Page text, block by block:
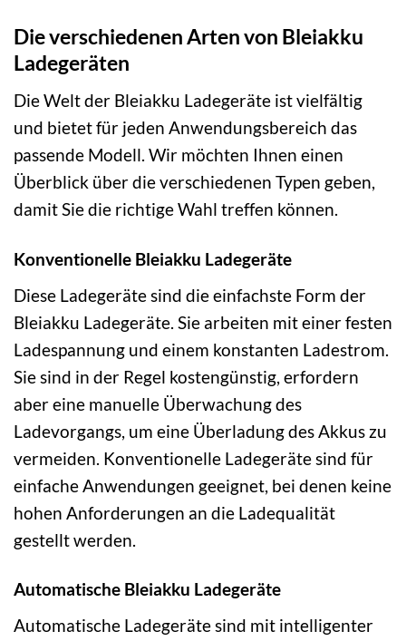
Die verschiedenen Arten von Bleiakku
Ladegeräten
Die Welt der Bleiakku Ladegeräte ist vielfältig
und bietet für jeden Anwendungsbereich das
passende Modell. Wir möchten Ihnen einen
Überblick über die verschiedenen Typen geben,
damit Sie die richtige Wahl treffen können.
Konventionelle Bleiakku Ladegeräte
Diese Ladegeräte sind die einfachste Form der
Bleiakku Ladegeräte. Sie arbeiten mit einer festen
Ladespannung und einem konstanten Ladestrom.
Sie sind in der Regel kostengünstig, erfordern
aber eine manuelle Überwachung des
Ladevorgangs, um eine Überladung des Akkus zu
vermeiden. Konventionelle Ladegeräte sind für
einfache Anwendungen geeignet, bei denen keine
hohen Anforderungen an die Ladequalität
gestellt werden.
Automatische Bleiakku Ladegeräte
Automatische Ladegeräte sind mit intelligenter